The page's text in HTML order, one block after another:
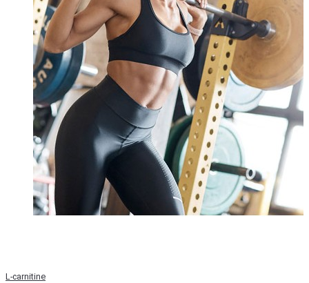
L-carnitine